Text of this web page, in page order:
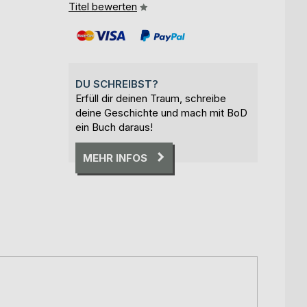
Titel bewerten
DU SCHREIBST?
Erfüll dir deinen Traum, schreibe
deine Geschichte und mach mit BoD
ein Buch daraus!
MEHR INFOS